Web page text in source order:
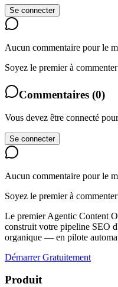
Se connecter
Aucun commentaire pour le
Soyez le premier à
Commentaires (0)
Vous devez être connecté
Se connecter
Aucun commentaire pour le
Soyez le premier à
Le premier Agentic Content
construit votre pipeline SEO
organique — en pilote
Démarrer Gratuitement
Produit